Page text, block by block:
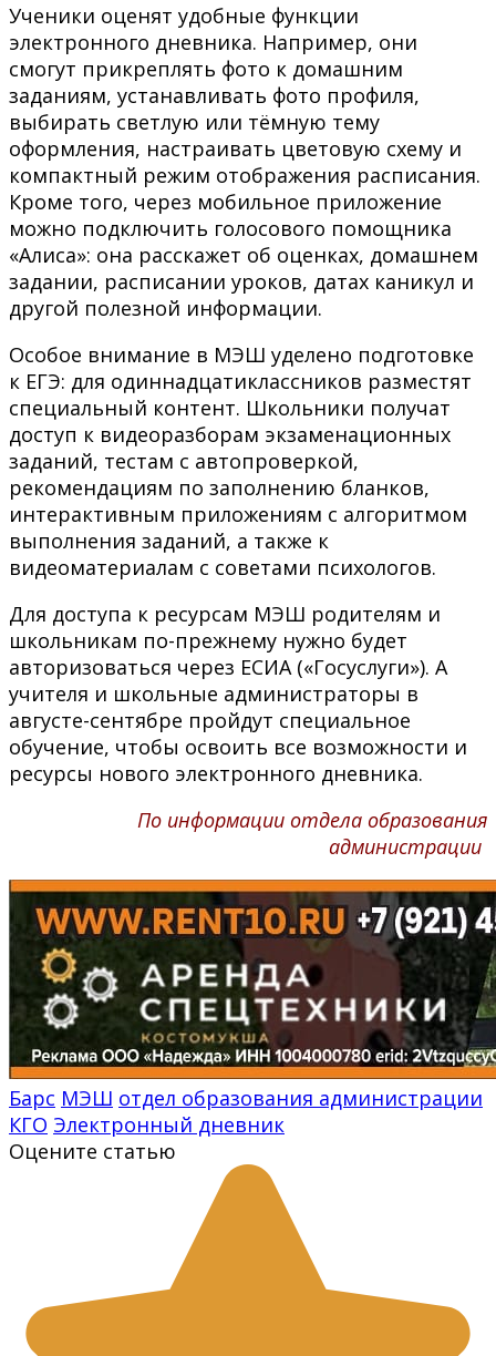
Ученики оценят удобные функции
электронного дневника. Например, они
смогут прикреплять фото к домашним
заданиям, устанавливать фото профиля,
выбирать светлую или тёмную тему
оформления, настраивать цветовую схему и
компактный режим отображения расписания.
Кроме того, через мобильное приложение
можно подключить голосового помощника
«Алиса»: она расскажет об оценках, домашнем
задании, расписании уроков, датах каникул и
другой полезной информации.
Особое внимание в МЭШ уделено подготовке
к ЕГЭ: для одиннадцатиклассников разместят
специальный контент. Школьники получат
доступ к видеоразборам экзаменационных
заданий, тестам с автопроверкой,
рекомендациям по заполнению бланков,
интерактивным приложениям с алгоритмом
выполнения заданий, а также к
видеоматериалам с советами психологов.
Для доступа к ресурсам МЭШ родителям и
школьникам по-прежнему нужно будет
авторизоваться через ЕСИА («Госуслуги»). А
учителя и школьные администраторы в
августе-сентябре пройдут специальное
обучение, чтобы освоить все возможности и
ресурсы нового электронного дневника.
По информации отдела образования
администрации
Барс МЭШ отдел образования администрации
КГО Электронный дневник
Оцените статью